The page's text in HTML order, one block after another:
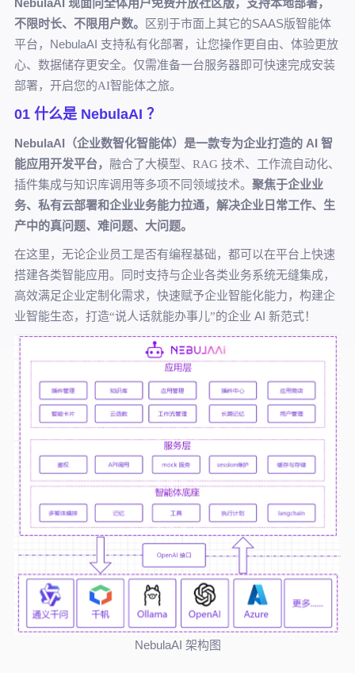
NebulaAI 现面向全体用户免费开放社区版，支持本地部署，
不限时长、不限用户数。
区别于市面上其它的SAAS版智能体
平台，NebulaAI 支持私有化部署，让您操作更自由、体验更放
心、数据储存更安全。 仅需准备一台服务器即可快速完成安装
部署，开启您的AI智能体之旅。
01 什么是 NebulaAI ？
NebulaAI （企业数智化智能体）是一款专为企业打造的 AI 智
能应用开发平台， 融合了大模型、 RAG 技术、工作流自动化、
插件集成与知识库调用等多项不同领域技术。 聚焦于企业业
务、私有云部署和企业业务能力拉通， 解决企业日常工作、生
产中的真问题、难问题、大问题。
在这里，无论企业员工是否有编程基础，都可以在平台上快速
搭建各类智能应用。
同时支持与企业各类业务系统无缝集成，
高效满足企业定制化需求，快速赋予企业智能化能力，构建企
业智能生态，打造“说人话就能办事儿”的企业 AI 新范式！
NebulaAI 架构图